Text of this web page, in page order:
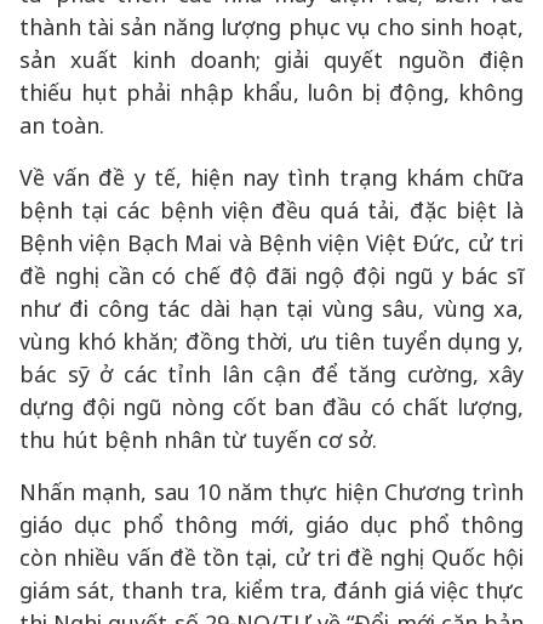
thành tài sản năng lượng phục vụ cho sinh hoạt,
sản xuất kinh doanh; giải quyết nguồn điện
thiếu hụt phải nhập khẩu, luôn bị động, không
an toàn.
Về vấn đề y tế, hiện nay tình trạng khám chữa
bệnh tại các bệnh viện đều quá tải, đặc biệt là
Bệnh viện Bạch Mai và Bệnh viện Việt Đức, cử tri
đề nghị cần có chế độ đãi ngộ đội ngũ y bác sĩ
như đi công tác dài hạn tại vùng sâu, vùng xa,
vùng khó khăn; đồng thời, ưu tiên tuyển dụng y,
bác sỹ ở các tỉnh lân cận để tăng cường, xây
dựng đội ngũ nòng cốt ban đầu có chất lượng,
thu hút bệnh nhân từ tuyến cơ sở.
Nhấn mạnh, sau 10 năm thực hiện Chương trình
giáo dục phổ thông mới, giáo dục phổ thông
còn nhiều vấn đề tồn tại, cử tri đề nghị Quốc hội
giám sát, thanh tra, kiểm tra, đánh giá việc thực